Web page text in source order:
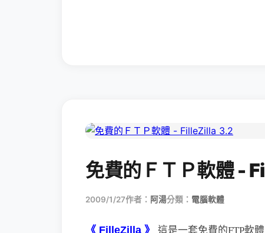
免費的ＦＴＰ軟體 -
2009/1/27作者： 阿湯分類： 電腦軟體
《 FilleZilla 》 這是一套免費的FTP軟